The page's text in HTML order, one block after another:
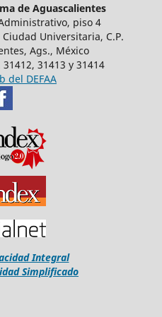
de Aguascalientes
piso 4
Universitaria, C.P.
Ags., México
31413 y 31414
del DEFAA
Integral
Simplificado